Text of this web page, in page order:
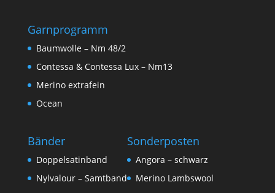
Garnprogramm
Baumwolle – Nm 48/2
Contessa & Contessa Lux – Nm13
Merino extrafein
Ocean
Bänder
Doppelsatinband
Nylvalour – Samtband
Sonderposten
Angora – schwarz
Merino Lambswool